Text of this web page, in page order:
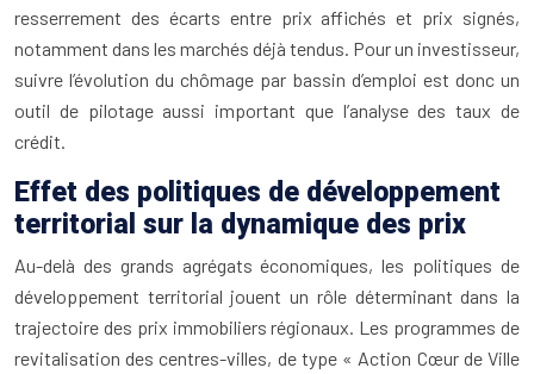
resserrement des écarts entre prix affichés et prix signés,
notamment dans les marchés déjà tendus. Pour un investisseur,
suivre l’évolution du chômage par bassin d’emploi est donc un
outil de pilotage aussi important que l’analyse des taux de
crédit.
Effet des politiques de développement
territorial sur la dynamique des prix
Au-delà des grands agrégats économiques, les politiques de
développement territorial jouent un rôle déterminant dans la
trajectoire des prix immobiliers régionaux. Les programmes de
revitalisation des centres-villes, de type « Action Cœur de Ville